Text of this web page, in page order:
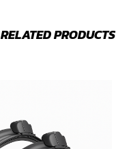
RELATED PRODUCTS